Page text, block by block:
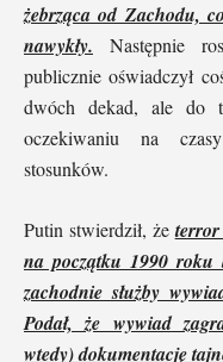
żebrząca od Zachodu,
nawykły. Następnie
publicznie oświadczył
dwóch dekad, ale do
oczekiwaniu na czasy
stosunków.
Putin stwierdził, żeterror
na początku 1990 roku
zachodnie służby
Podał, że wywiad
wtedy) dokumentację